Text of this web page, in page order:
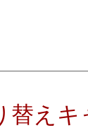
替えキ